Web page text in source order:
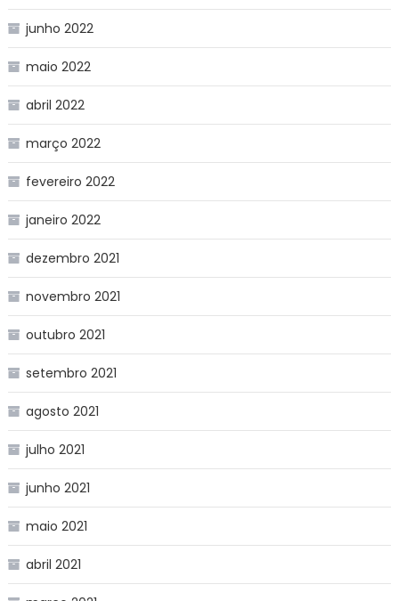
junho 2022
maio 2022
abril 2022
março 2022
fevereiro 2022
janeiro 2022
dezembro 2021
novembro 2021
outubro 2021
setembro 2021
agosto 2021
julho 2021
junho 2021
maio 2021
abril 2021